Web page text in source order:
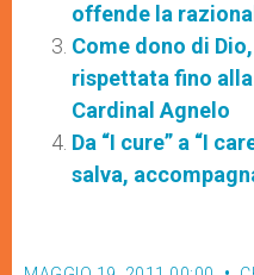
offende la
Come dono di
rispettata fino
Cardinal Agnelo
Da “I cure” a “I
salva,